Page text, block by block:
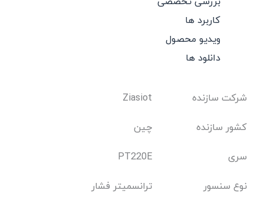
کاربرد ها
ویدیو محصول
دانلود ها
شرکت سازنده Ziasiot
کشور سازنده چین
سری PT220E
نوع سنسور ترانسمیتر فشار